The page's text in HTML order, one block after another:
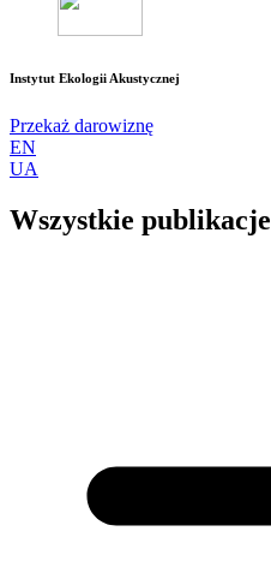
Instytut Ekologii Akustycznej
Przekaż darowiznę
EN
UA
Wszystkie publikacje